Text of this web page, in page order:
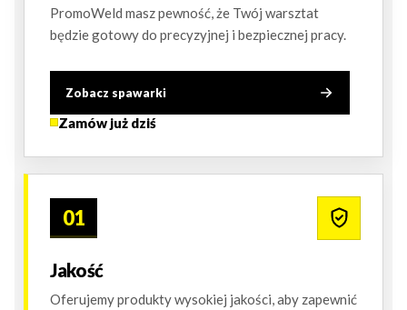
PromoWeld masz pewność, że Twój warsztat
będzie gotowy do precyzyjnej i bezpiecznej pracy.
Zobacz spawarki
Zamów już dziś
01
Jakość
Oferujemy produkty wysokiej jakości, aby zapewnić